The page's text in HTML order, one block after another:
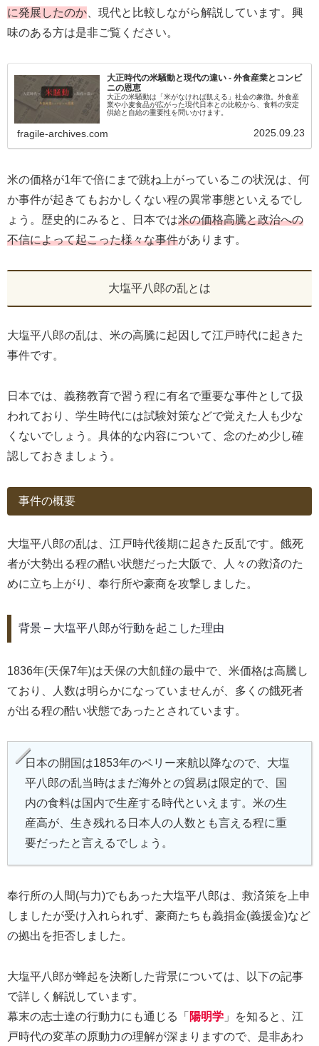
に発展したのか 、現代と比較しながら解説しています。興
味のある方は是非ご覧ください。
大正時代の米騒動と現代の違い - 外食産業とコンビ
ニの恩恵
大正の米騒動は「米がなければ飢える」社会の象徴。外食産
業や小麦食品が広がった現代日本との比較から、食料の安定
供給と自給の重要性を問いかけます。
fragile-archives.com 2025.09.23
米の価格が1年で倍にまで跳ね上がっているこの状況は、何
か事件が起きてもおかしくない程の異常事態といえるでし
ょう。歴史的にみると、日本では米の価格高騰と政治への
不信によって起こった様々な事件があります。
大塩平八郎の乱とは
大塩平八郎の乱は、米の高騰に起因して江戸時代に起きた
事件です。
日本では、義務教育で習う程に有名で重要な事件として扱
われており、学生時代には試験対策などで覚えた人も少な
くないでしょう。具体的な内容について、念のため少し確
認しておきましょう。
事件の概要
大塩平八郎の乱は、江戸時代後期に起きた反乱です。餓死
者が大勢出る程の酷い状態だった大阪で、人々の救済のた
めに立ち上がり、奉行所や豪商を攻撃しました。
背景 – 大塩平八郎が行動を起こした理由
1836年(天保7年)は天保の大飢饉の最中で、米価格は高騰し
ており、人数は明らかになっていませんが、多くの餓死者
が出る程の酷い状態であったとされています。
日本の開国は1853年のペリー来航以降なので、大塩
平八郎の乱当時はまだ海外との貿易は限定的で、国
内の食料は国内で生産する時代といえます。米の生
産高が、生き残れる日本人の人数とも言える程に重
要だったと言えるでしょう。
奉行所の人間(与力)でもあった大塩平八郎は、救済策を上申
しましたが受け入れられず、豪商たちも義捐金(義援金)など
の拠出を拒否しました。
大塩平八郎が蜂起を決断した背景については、以下の記事
で詳しく解説しています。
幕末の志士達の行動力にも通じる「 陽明学 」を知ると、江
戸時代の変革の原動力の理解が深まりますので、是非あわ